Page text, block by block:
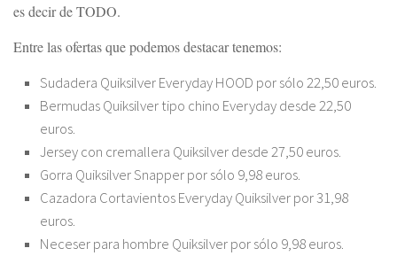
es decir de TODO.
Entre las ofertas que podemos destacar tenemos:
Sudadera Quiksilver Everyday HOOD por sólo 22,50 euros.
Bermudas Quiksilver tipo chino Everyday desde 22,50
euros.
Jersey con cremallera Quiksilver desde 27,50 euros.
Gorra Quiksilver Snapper por sólo 9,98 euros.
Cazadora Cortavientos Everyday Quiksilver por 31,98
euros.
Neceser para hombre Quiksilver por sólo 9,98 euros.